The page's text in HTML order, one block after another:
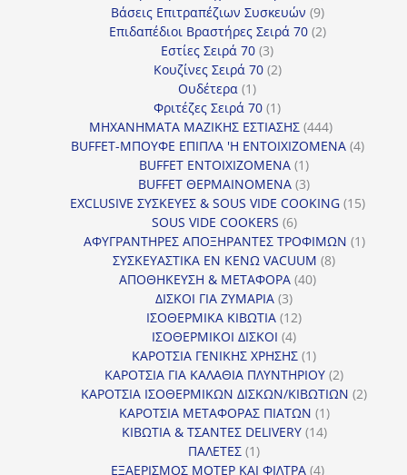
προϊόν
Βάσεις Επιτραπέζιων Συσκευών 99
προϊόντα
Επιδαπέδιοι Βραστήρες Σειρά 70 22
Εστίες Σειρά 70 33
προϊόντα
Κουζίνες Σειρά 70 22
Ουδέτερα 11
προϊόν
Φριτέζες Σειρά 70 11
προϊόν
ΜΗΧΑΝΗΜΑΤΑ ΜΑΖΙΚΗΣ ΕΣΤΙΑΣΗΣ 444444
προϊόντα
BUFFET-ΜΠΟΥΦΕ ΕΠΙΠΛΑ 'Η ΕΝΤΟΙΧΙΖΟΜΕΝΑ 44
BUFFET ΕΝΤΟΙΧΙΖΟΜΕΝΑ 11
προϊόν
BUFFET ΘΕΡΜΑΙΝΟΜΕΝΑ 33
προϊόντα
EXCLUSIVE ΣΥΣΚΕΥΕΣ & SOUS VIDE COOKING 1515
SOUS VIDE COOKERS 66
προϊόντα
ΑΦΥΓΡΑΝΤΗΡΕΣ ΑΠΟΞΗΡΑΝΤΕΣ ΤΡΟΦΙΜΩΝ 11
ΣΥΣΚΕΥΑΣΤΙΚΑ ΕΝ ΚΕΝΩ VACUUM 88
ΑΠΟΘΗΚΕΥΣΗ & ΜΕΤΑΦΟΡΑ 4040
ΔΙΣΚΟΙ ΓΙΑ ΖΥΜΑΡΙΑ 33
προϊόντα
ΙΣΟΘΕΡΜΙΚΑ ΚΙΒΩΤΙΑ 1212
ΙΣΟΘΕΡΜΙΚΟΙ ΔΙΣΚΟΙ 44
προϊόντα
ΚΑΡΟΤΣΙΑ ΓΕΝΙΚΗΣ ΧΡΗΣΗΣ 11
προϊόν
ΚΑΡΟΤΣΙΑ ΓΙΑ ΚΑΛΑΘΙΑ ΠΛΥΝΤΗΡΙΟΥ 22
προϊόντα
ΚΑΡΟΤΣΙΑ ΙΣΟΘΕΡΜΙΚΩΝ ΔΙΣΚΩΝ/ΚΙΒΩΤΙΩΝ 22
ΚΑΡΟΤΣΙΑ ΜΕΤΑΦΟΡΑΣ ΠΙΑΤΩΝ 11
προϊόν
ΚΙΒΩΤΙΑ & ΤΣΑΝΤΕΣ DELIVERY 1414
ΠΑΛΕΤΕΣ 11
προϊόν
ΕΞΑΕΡΙΣΜΟΣ ΜΟΤΕΡ ΚΑΙ ΦΙΛΤΡΑ 44